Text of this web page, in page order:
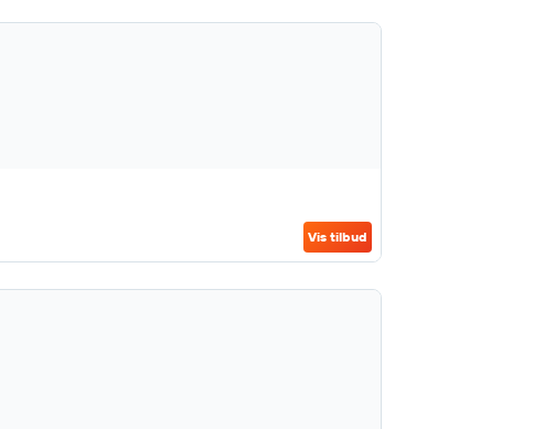
Vis tilbud